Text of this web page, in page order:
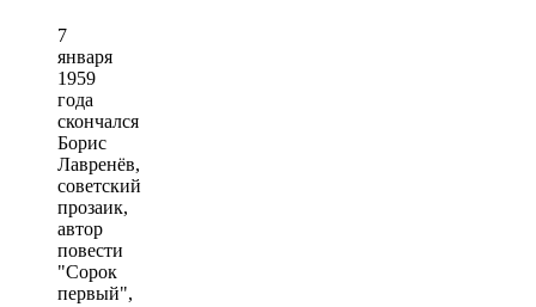
7
января
1959
года
скончался
Борис
Лавренёв,
советский
прозаик,
автор
повести
"Сорок
первый",